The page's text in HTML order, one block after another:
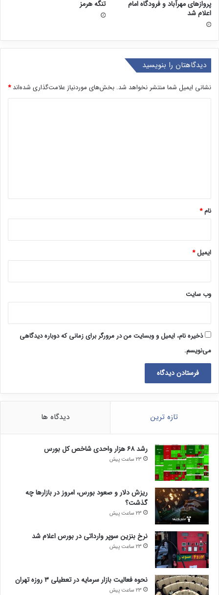
پروازهای مهرآباد و فرودگاه امام
اعلام شد
تنگه هرمز
دیدگاهتان را بنویسید
نشانی ایمیل شما منتشر نخواهد شد. بخش‌های موردنیاز علامت‌گذاری شده‌اند*
نام*
ایمیل*
وب‌ سایت
ذخیره نام، ایمیل و وبسایت من در مرورگر برای زمانی که دوباره دیدگاهی
می‌نویسم.
تازه ترین دیدگاه ها
رشد ۶۸ هزار واحدی شاخص کل بورس
23 ساعت پیش
ریزش دلار و صعود بورس، امروز در بازارها چه
گذشت؟
23 ساعت پیش
نرخ بنزین سوپر وارداتی در بورس اعلام شد
23 ساعت پیش
نحوه فعالیت بازار سرمایه در تعطیلی ۳ روزه تهران
23 ساعت پیش